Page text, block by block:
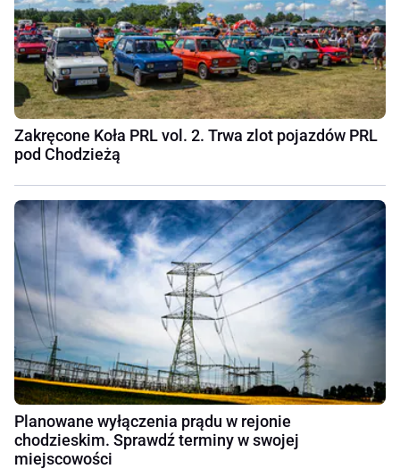
Zakręcone Koła PRL vol. 2. Trwa zlot pojazdów PRL
pod Chodzieżą
Planowane wyłączenia prądu w rejonie
chodzieskim. Sprawdź terminy w swojej
miejscowości